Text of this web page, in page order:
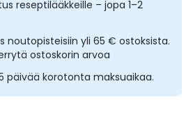
reseptilääkkeille – jopa 1–2
noutopisteisiin yli 65 € ostoksista.
ostoskorin arvoa
päivää korotonta maksuaikaa.